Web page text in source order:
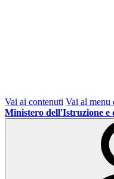
Vai ai contenuti Vai al menu
Ministero dell'Istruzione e